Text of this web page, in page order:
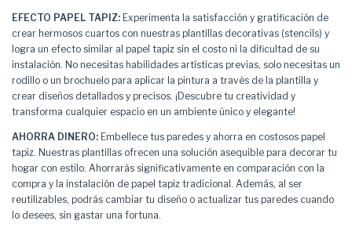
EFECTO PAPEL TAPIZ: Experimenta la satisfacción y gratificación de
crear hermosos cuartos con nuestras plantillas decorativas (stencils) y
logra un efecto similar al papel tapiz sin el costo ni la dificultad de su
instalación. No necesitas habilidades artísticas previas, solo necesitas un
rodillo o un brochuelo para aplicar la pintura a través de la plantilla y
crear diseños detallados y precisos. ¡Descubre tu creatividad y
transforma cualquier espacio en un ambiente único y elegante!
AHORRA DINERO: Embellece tus paredes y ahorra en costosos papel
tapiz. Nuestras plantillas ofrecen una solución asequible para decorar tu
hogar con estilo. Ahorrarás significativamente en comparación con la
compra y la instalación de papel tapiz tradicional. Además, al ser
reutilizables, podrás cambiar tu diseño o actualizar tus paredes cuando
lo desees, sin gastar una fortuna.